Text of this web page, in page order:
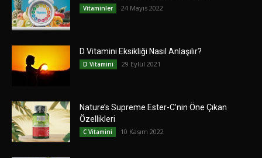
Vitaminler 24 Mayıs 2022
D Vitamini Eksikliği Nasıl Anlaşılır?
D Vitamini 29 Eylül 2021
Nature’s Supreme Ester-C’nin Öne Çıkan
Özellikleri
C Vitamini 10 Kasım 2022